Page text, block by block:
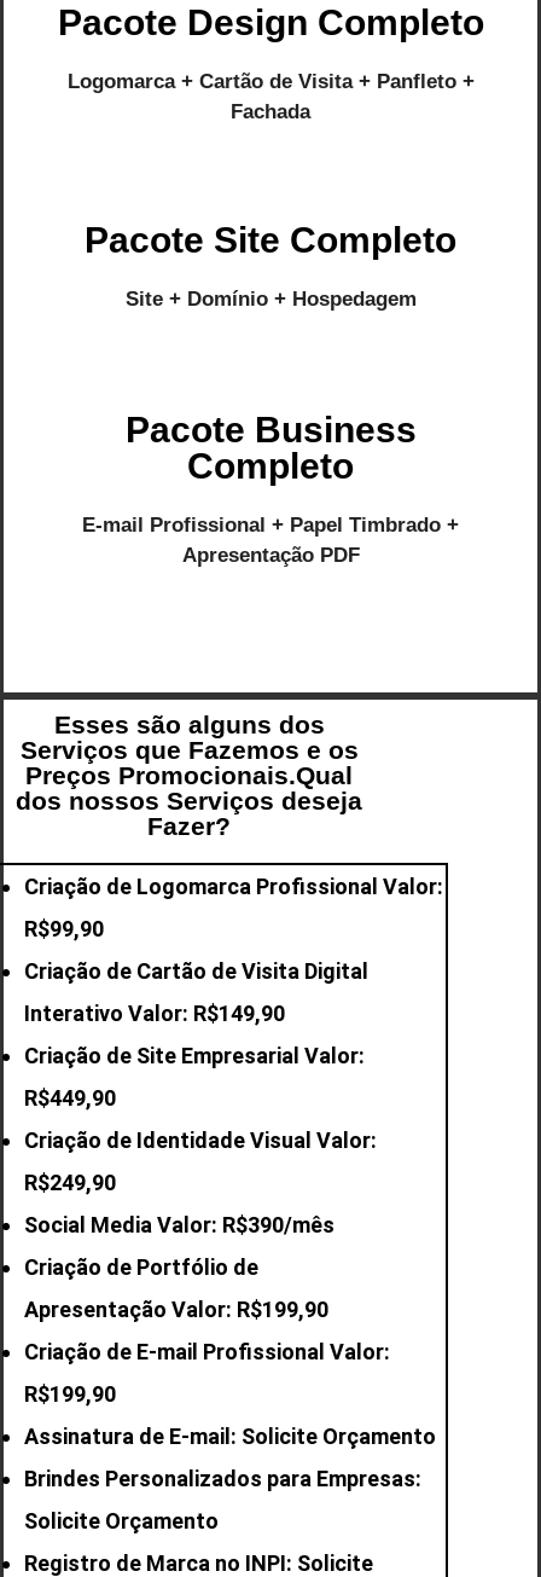
Pacote Design Completo
Logomarca + Cartão de Visita + Panfleto +
Fachada
Pacote Site Completo
Site + Domínio + Hospedagem
Pacote Business
Completo
E-mail Profissional + Papel Timbrado +
Apresentação PDF
Esses são alguns dos
Serviços que Fazemos e os
Preços Promocionais.Qual
dos nossos Serviços deseja
Fazer?
Criação de Logomarca Profissional Valor:
R$99,90
Criação de Cartão de Visita Digital
Interativo Valor: R$149,90
Criação de Site Empresarial Valor:
R$449,90
Criação de Identidade Visual Valor:
R$249,90
Social Media Valor: R$390/mês
Criação de Portfólio de
Apresentação Valor: R$199,90
Criação de E-mail Profissional Valor:
R$199,90
Assinatura de E-mail: Solicite Orçamento
Brindes Personalizados para Empresas:
Solicite Orçamento
Registro de Marca no INPI: Solicite